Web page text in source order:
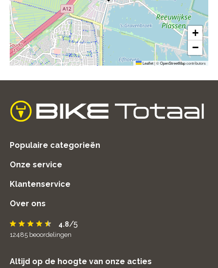
+
−
Leaflet|©OpenStreetMapcontributors
home
Populaire categorieën
Onze service
Klantenservice
Over ons
4.8/5
12485 beoordelingen
Altijd op de hoogte van onze acties